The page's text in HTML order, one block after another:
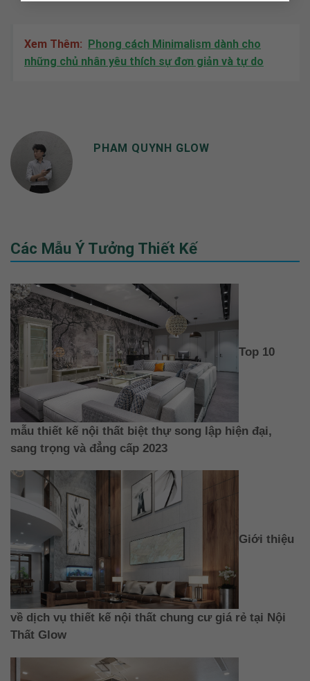
Xem Thêm: Phong cách Minimalism dành cho
những chủ nhân yêu thích sự đơn giản và tự do
PHAM QUYNH GLOW
Các Mẫu Ý Tưởng Thiết Kế
Top 10
mẫu thiết kế nội thất biệt thự song lập hiện đại,
sang trọng và đẳng cấp 2023
Giới thiệu
về dịch vụ thiết kế nội thất chung cư giá rẻ tại Nội
Thất Glow